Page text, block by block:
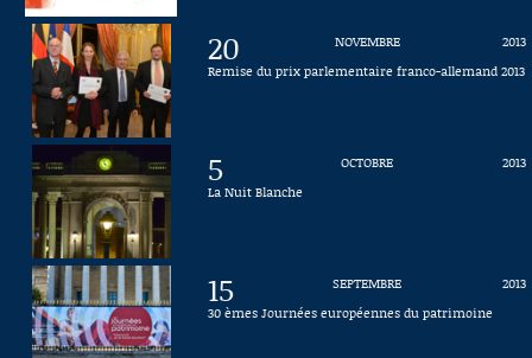
20 NOVEMBRE
2013
Remise du prix parlementaire franco-allemand 2013
5 OCTOBRE
2013
La Nuit Blanche
15 SEPTEMBRE
2013
30 èmes Journées européennes du patrimoine